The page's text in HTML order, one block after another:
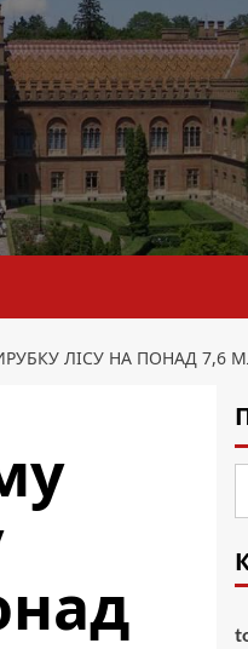
ЛІСУ НА ПОНАД 7,6